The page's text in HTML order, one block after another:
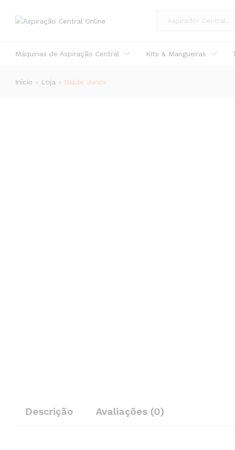
Máquinas de Aspiração Central Kits & Mangueiras
Início » Loja » Balde Júnior
Descrição Avaliações (0)